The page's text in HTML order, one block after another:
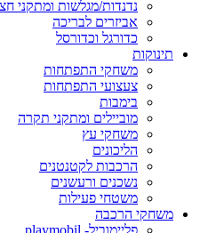
נדנדות/מגלשות ומתקני חצר
אביזרים לבריכה
כדורגל וכדורסל
תינוקות
משחקי התפתחות
צעצועי התפתחות
בימבות
מוביילים ומתקני תקרה
משחקי עץ
הליכונים
הרכבות לקטנטנים
נשכנים ורעשנים
משטחי פעילות
משחקי הרכבה
פליימוביל- playmobil